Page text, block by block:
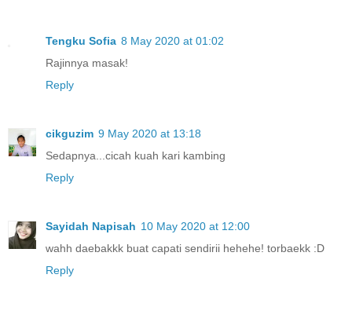
Tengku Sofia 8 May 2020 at 01:02
Rajinnya masak!
Reply
cikguzim 9 May 2020 at 13:18
Sedapnya...cicah kuah kari kambing
Reply
Sayidah Napisah 10 May 2020 at 12:00
wahh daebakkk buat capati sendirii hehehe! torbaekk :D
Reply